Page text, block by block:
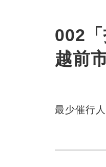
002
越前
最少催行